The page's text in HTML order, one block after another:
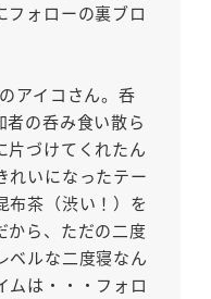
フォローの裏ブロ
アイコさん。呑
者の呑み食い散ら
片づけてくれたん
れいになったテー
布茶（渋い！）を
から、ただの二度
ベルな二度寝なん
ムは・・・フォロ